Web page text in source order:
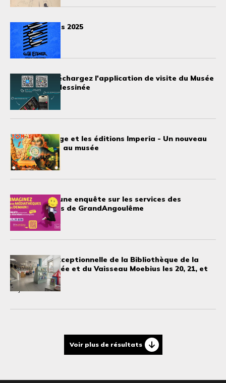
28 août 2025
Eisner Awards 2025
24 juillet 2025
Nouveau: téléchargez l'application de visite du Musée
de la bande dessinée
11 juillet 2025
Robert Bagage et les éditions Imperia - Un nouveau
don d’œuvres au musée
20 juin 2025
Participez à une enquête sur les services des
médiathèques de GrandAngoulême
18 juin 2025
Fermeture exceptionnelle de la Bibliothèque de la
bande dessinée et du Vaisseau Moebius les 20, 21, et
22 juin 2025
Voir plus de résultats